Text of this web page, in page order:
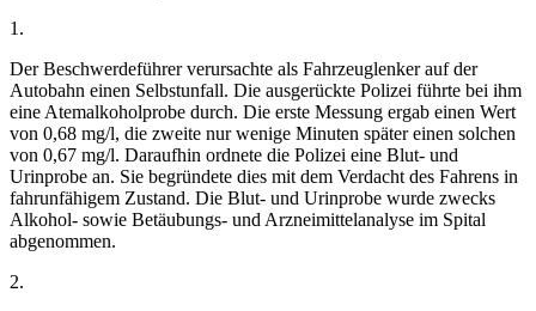
1.
Der Beschwerdeführer verursachte als Fahrzeuglenker auf der
Autobahn einen Selbstunfall. Die ausgerückte Polizei führte bei ihm
eine Atemalkoholprobe durch. Die erste Messung ergab einen Wert
von 0,68 mg/l, die zweite nur wenige Minuten später einen solchen
von 0,67 mg/l. Daraufhin ordnete die Polizei eine Blut- und
Urinprobe an. Sie begründete dies mit dem Verdacht des Fahrens in
fahrunfähigem Zustand. Die Blut- und Urinprobe wurde zwecks
Alkohol- sowie Betäubungs- und Arzneimittelanalyse im Spital
abgenommen.
2.